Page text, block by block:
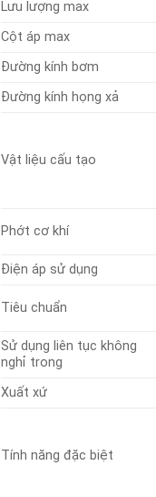
Lưu lượng max
Cột áp max
Đường kính bơm
Đường kính họng xả
Vật liệu cấu tạo
Phớt cơ khí
Điện áp sử dụng
Tiêu chuẩn
Sử dụng liên tục không
nghỉ trong
Xuất xứ
Tính năng đặc biệt